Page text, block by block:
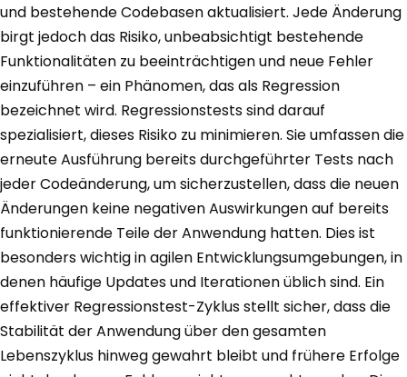
und bestehende Codebasen aktualisiert. Jede Änderung
birgt jedoch das Risiko, unbeabsichtigt bestehende
Funktionalitäten zu beeinträchtigen und neue Fehler
einzuführen – ein Phänomen, das als Regression
bezeichnet wird. Regressionstests sind darauf
spezialisiert, dieses Risiko zu minimieren. Sie umfassen die
erneute Ausführung bereits durchgeführter Tests nach
jeder Codeänderung, um sicherzustellen, dass die neuen
Änderungen keine negativen Auswirkungen auf bereits
funktionierende Teile der Anwendung hatten. Dies ist
besonders wichtig in agilen Entwicklungsumgebungen, in
denen häufige Updates und Iterationen üblich sind. Ein
effektiver Regressionstest-Zyklus stellt sicher, dass die
Stabilität der Anwendung über den gesamten
Lebenszyklus hinweg gewahrt bleibt und frühere Erfolge